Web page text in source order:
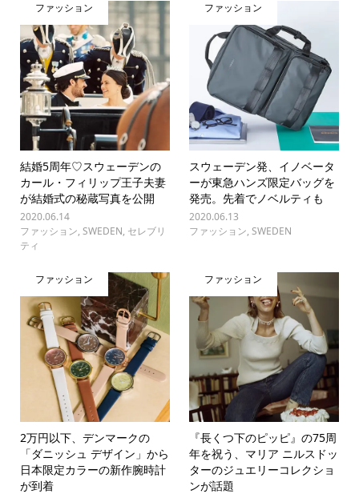
ファッション
結婚5周年♡スウェーデンの
カール・フィリップ王子夫妻
が結婚式の秘蔵写真を公開
2020.06.14
ファッション, SWEDEN, セレブリ
ティ
ファッション
スウェーデン発、イノベータ
ーが東急ハンズ限定バッグを
発売。先着でノベルティも
2020.06.13
ファッション,SWEDEN
ファッション
2万円以下、デンマークの
「ダニッシュ デザイン」から
日本限定カラーの新作腕時計
が到着
ファッション
『長くつ下のピッピ』の75周
年を祝う、マリア ニルスドッ
ターのジュエリーコレクショ
ンが話題